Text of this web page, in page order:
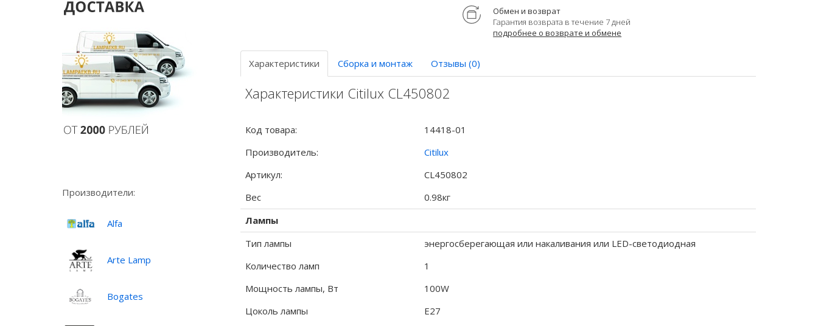
Производители:
Alfa
Arte Lamp
Bogates
Обмен и возврат
Гарантия возврата в течение 7 дней
подробнее о возврате и обмене
Характеристики Сборка и монтаж Отзывы (0)
Характеристики Citilux CL450802
Код товара:
14418-01
Производитель:
Citilux
Артикул:
CL450802
Вес
0.98кг
Лампы
Тип лампы
энергосберегающая или накаливания или LED-светодиодная
Количество ламп
1
Мощность лампы, Вт
100W
Цоколь лампы
E27